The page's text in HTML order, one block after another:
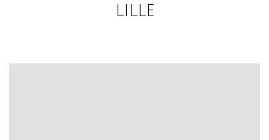
LILLE